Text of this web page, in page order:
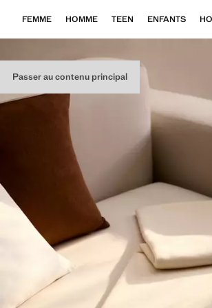
Passer au contenu principal
FEMME HOMME TEEN ENFANTS